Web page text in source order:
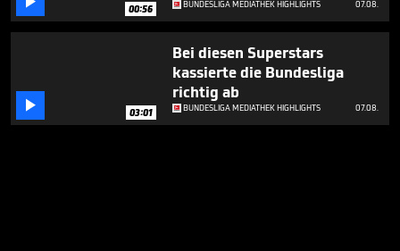
00:56 BUNDESLIGA MEDIATHEK HIGHLIGHTS 07.08.
 03:01
Bei diesen Superstars
kassierte die Bundesliga
richtig ab
BUNDESLIGA MEDIATHEK HIGHLIGHTS 07.08.